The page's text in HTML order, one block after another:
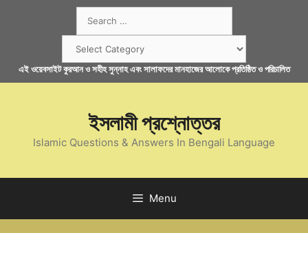
for:
এই ওয়েবসাইট কুরআন ও সহীহ সুন্নাহ এবং সালাফদের মানহাজের আলোকে প্রতিষ্ঠিত ও পরিচালিত
ইসলামী প্রশ্নোত্তর
Islamic Questions & Answers In Bengali Language
Menu